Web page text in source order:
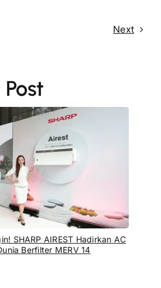
Next
SHARP AIREST Hadirkan AC
Berfilter MERV 14